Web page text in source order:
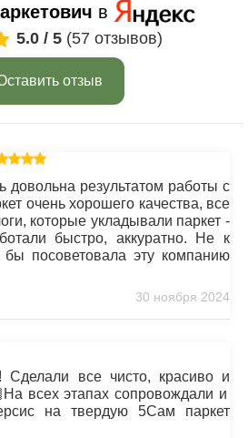
в
5.0 / 5 (57 отзывов)
отзыв
довольна результатом работы с
очень хорошего качества, все
которые укладывали паркет -
быстро, аккуратно. Не к
посоветовала эту компанию
30 ноября 2024
Сделали все чисто, красиво и
всех этапах сопровождали и
на твердую 5Сам паркет